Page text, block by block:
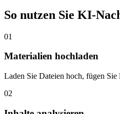
So nutzen Sie KI-
01
Materialien hochladen
Laden Sie Dateien hoch, fügen
02